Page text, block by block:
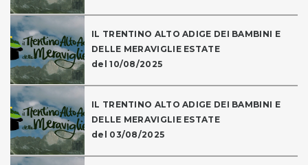
IL TRENTINO ALTO ADIGE DEI BAMBINI E
DELLE MERAVIGLIE ESTATE
del 10/08/2025
IL TRENTINO ALTO ADIGE DEI BAMBINI E
DELLE MERAVIGLIE ESTATE
del 03/08/2025